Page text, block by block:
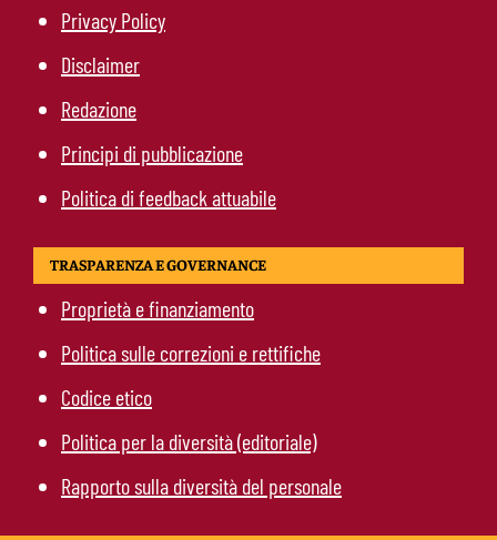
Privacy Policy
Disclaimer
Redazione
Principi di pubblicazione
Politica di feedback attuabile
TRASPARENZA E GOVERNANCE
Proprietà e finanziamento
Politica sulle correzioni e rettifiche
Codice etico
Politica per la diversità (editoriale)
Rapporto sulla diversità del personale